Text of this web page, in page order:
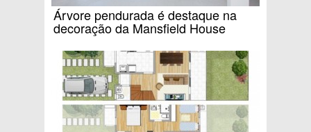
Árvore pendurada é destaque na
decoração da Mansfield House